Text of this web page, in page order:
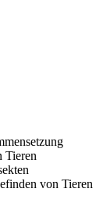
Tieren
von Tieren